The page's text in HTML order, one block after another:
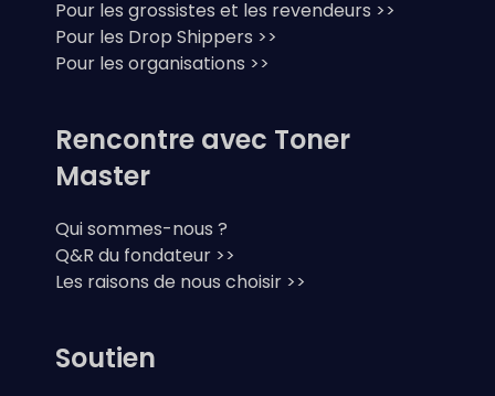
Pour les grossistes et les revendeurs >>
Pour les Drop Shippers >>
Pour les organisations >>
Rencontre avec Toner
Master
Qui sommes-nous ?
Q&R du fondateur >>
Les raisons de nous choisir >>
Soutien